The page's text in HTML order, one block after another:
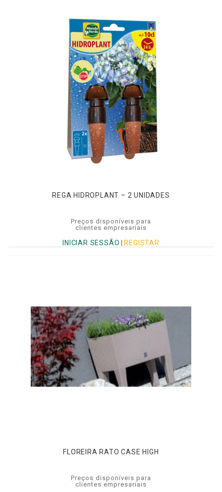
REGA HIDROPLANT – 2 UNIDADES
Preços disponíveis para
clientes empresariais
INICIAR SESSÃO REGISTAR
FLOREIRA RATO CASE HIGH
Preços disponíveis para
clientes empresariais